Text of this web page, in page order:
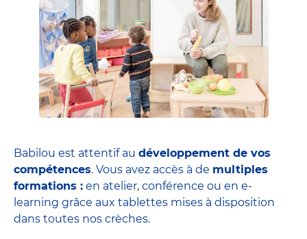
Babilou est attentif au développement de vos
compétences. Vous avez accès à de multiples
formations : en atelier, conférence ou en e-
learning grâce aux tablettes mises à disposition
dans toutes nos crèches.